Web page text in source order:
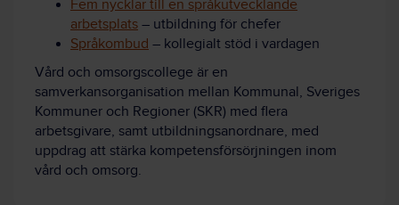
Fem nycklar till en språkutvecklande
arbetsplats – utbildning för chefer
Språkombud – kollegialt stöd i vardagen
Vård och omsorgscollege är en
samverkansorganisation mellan Kommunal, Sveriges
Kommuner och Regioner (SKR) med flera
arbetsgivare, samt utbildningsanordnare, med
uppdrag att stärka kompetensförsörjningen inom
vård och omsorg.